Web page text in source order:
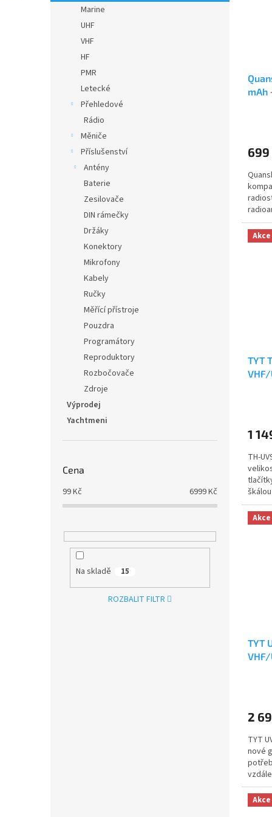
n
Marine
UHF
VHF
HF
PMR
Letecké
Přehledové
Rádio
Měniče
Příslušenství
Antény
Baterie
Zesilovače
DIN rámečky
Držáky
Konektory
Mikrofony
Kabely
Ručky
Měřící přístroje
Pouzdra
Programátory
Reproduktory
Rozbočovače
Zdroje
Výprodej
Yachtmeni
Cena
99Kč 6999Kč
Na skladě 15
ROZBALIT FILTR
mAh
je
z
5
699
Akce
TYT
VHF/
je
z
5
1
TH-
Akce
TYT
VHF/
je
z
5
2
TYT
nové
Akce